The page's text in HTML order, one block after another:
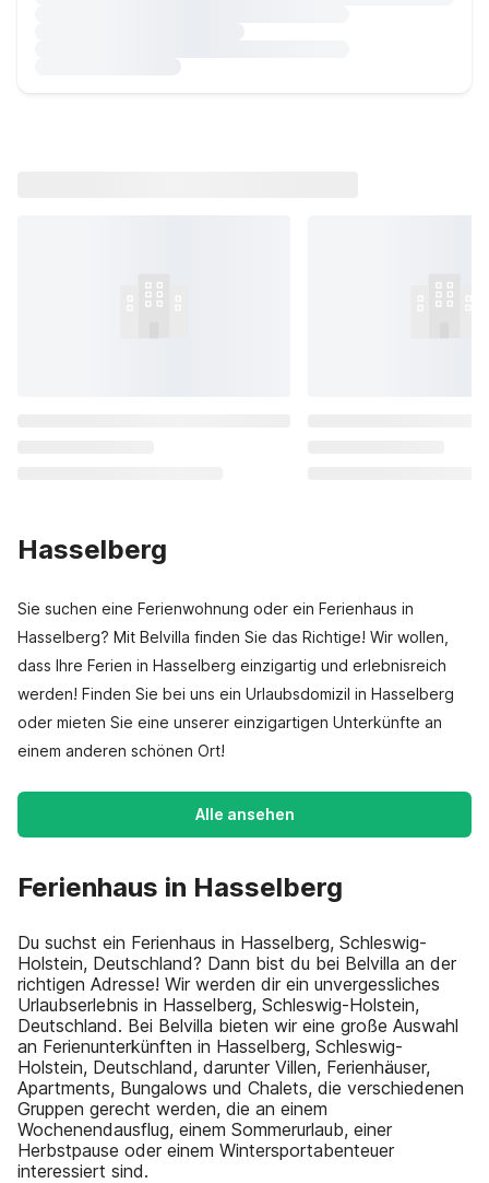
Hasselberg
Sie suchen eine Ferienwohnung oder ein Ferienhaus in
Hasselberg? Mit Belvilla finden Sie das Richtige! Wir wollen,
dass Ihre Ferien in Hasselberg einzigartig und erlebnisreich
werden! Finden Sie bei uns ein Urlaubsdomizil in Hasselberg
oder mieten Sie eine unserer einzigartigen Unterkünfte an
einem anderen schönen Ort!
Alle ansehen
Ferienhaus in Hasselberg
Du suchst ein Ferienhaus in Hasselberg, Schleswig-
Holstein, Deutschland? Dann bist du bei Belvilla an der
richtigen Adresse! Wir werden dir ein unvergessliches
Urlaubserlebnis in Hasselberg, Schleswig-Holstein,
Deutschland. Bei Belvilla bieten wir eine große Auswahl
an Ferienunterkünften in Hasselberg, Schleswig-
Holstein, Deutschland, darunter Villen, Ferienhäuser,
Apartments, Bungalows und Chalets, die verschiedenen
Gruppen gerecht werden, die an einem
Wochenendausflug, einem Sommerurlaub, einer
Herbstpause oder einem Wintersportabenteuer
interessiert sind.